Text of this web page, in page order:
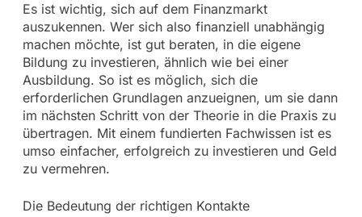
Es ist wichtig, sich auf dem Finanzmarkt
auszukennen. Wer sich also finanziell unabhängig
machen möchte, ist gut beraten, in die eigene
Bildung zu investieren, ähnlich wie bei einer
Ausbildung. So ist es möglich, sich die
erforderlichen Grundlagen anzueignen, um sie dann
im nächsten Schritt von der Theorie in die Praxis zu
übertragen. Mit einem fundierten Fachwissen ist es
umso einfacher, erfolgreich zu investieren und Geld
zu vermehren.
Die Bedeutung der richtigen Kontakte